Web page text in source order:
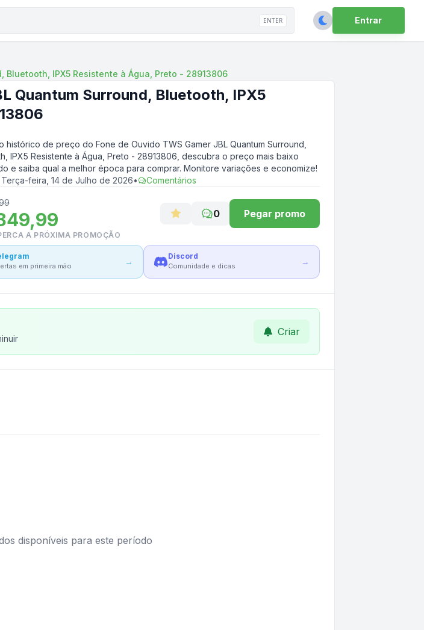
ENTER Entrar
Bluetooth, IPX5 Resistente à Água, Preto - 28913806
Quantum Surround, Bluetooth, IPX5
histórico de preço do Fone de Ouvido TWS Gamer JBL Quantum Surround,
IPX5 Resistente à Água, Preto - 28913806 , descubra o preço mais baixo
e saiba qual a melhor época para comprar. Monitore variações e economize!
Terça-feira, 14 de Julho de 2026• Comentários
0 Pegar promo
A PRÓXIMA PROMOÇÃO
em primeira mão →
Discord
Comunidade e dicas →
Criar
disponíveis para este período